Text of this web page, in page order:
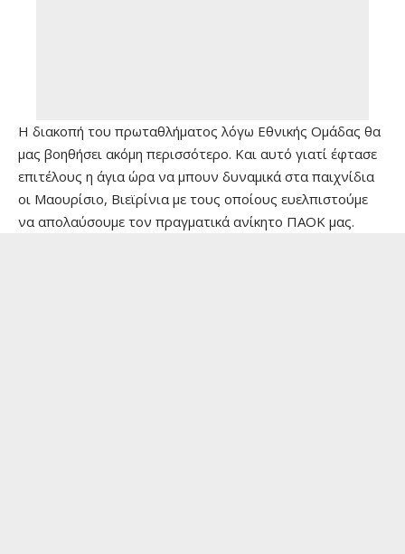
H διακοπή του πρωταθλήματος λόγω Εθνικής Ομάδας θα
μας βοηθήσει ακόμη περισσότερο. Και αυτό γιατί έφτασε
επιτέλους η άγια ώρα να μπουν δυναμικά στα παιχνίδια
οι Μαουρίσιο, Βιεϊρίνια με τους οποίους ευελπιστούμε
να απολαύσουμε τον πραγματικά ανίκητο ΠΑΟΚ μας.